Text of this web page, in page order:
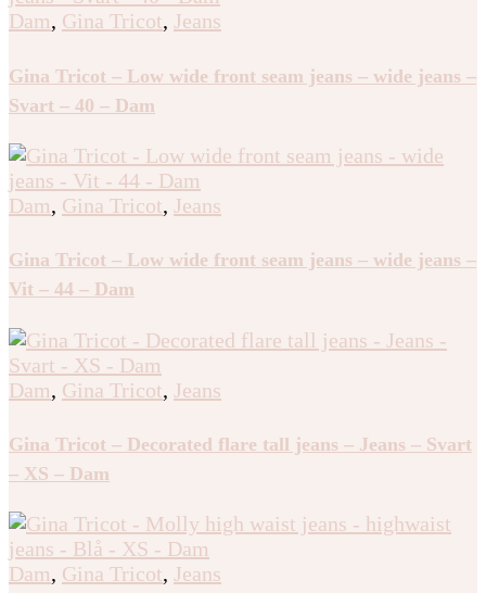
Dam, Gina Tricot, Jeans
Gina Tricot – Low wide front seam jeans – wide jeans –
Svart – 40 – Dam
Dam, Gina Tricot, Jeans
Gina Tricot – Low wide front seam jeans – wide jeans –
Vit – 44 – Dam
Dam, Gina Tricot, Jeans
Gina Tricot – Decorated flare tall jeans – Jeans – Svart
– XS – Dam
Dam, Gina Tricot, Jeans